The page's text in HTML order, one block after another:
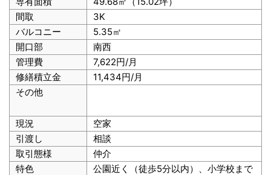
間取
3K
バルコニー
5.35㎡
開口部
南西
管理費
7,622円/月
修繕積立金
11,434円/月
その他
現況
空家
引渡し
相談
取引態様
仲介
特色
公園近く（徒歩5分以内）、小学校まで